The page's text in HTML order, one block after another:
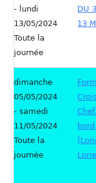
- lundi
13/05/2024
Toute la
journée
DU
13
dimanche
05/05/2024
- samedi
11/05/2024
Toute la
journée